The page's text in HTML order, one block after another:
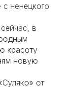
ненецкого
в
красоту
новую
от